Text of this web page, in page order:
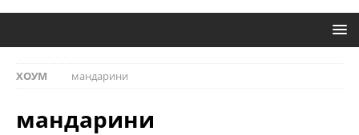
ХОУМ мандарини
мандарини